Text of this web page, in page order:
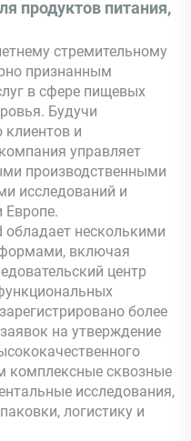
продуктов питания,
стремительному
признанным
в сфере пищевых
Будучи
и
управляет
производственными
исследований и
Европе.
обладает несколькими
включая
центр
более
на утверждение
комплексные сквозные
исследования,
логистику и